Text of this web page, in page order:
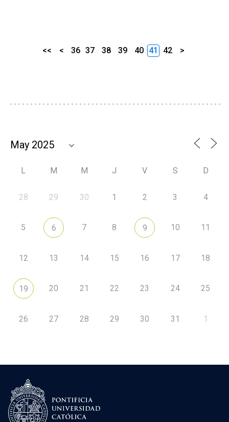
<< < 36 37 38 39 40 41 42 >
L M M J V S D
28 29 30 1 2 3 4
5 6 7 8 9 10 11
12 13 14 15 16 17 18
19 20 21 22 23 24 25
26 27 28 29 30 31 1